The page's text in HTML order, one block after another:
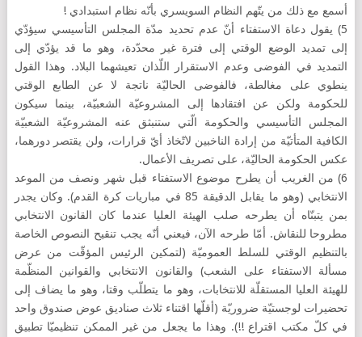
أسمع مع ذلك من يتّهم النظام السويسري بأنّه نظام استبدادي !
5) يقول دعاة الاستفتاء أنّ عدم تحديد مدّة المجلس التأسيسي سيؤدّي
إلى تمديد الوضع الوقتي إلى فترة غير محدّدة، وهو ما قد يؤدّي إلى
التمديد في الفوضى وعدم الاستقرار اللّذان تعيشهما البلاد. وهذا القول
ينطوي على مغالطة، فالفوضى الحاليّة ناتجة لا عن الطابع الوقتي
للحكومة ولكن عن افتقادها إلى المشروعيّة الشعبيّة، بينما سيكون
المجلس التأسيسي والحكومة الّتي ستنبثق عنه المشروعيّة الشعبيّة
الكافية المتأتيّة من إرادة الناخبين لاتّخاذ أيّ قرارات، ولن يقتصر دورهما،
عكس الحكومة الحاليّة، على تصريف الأعمال.
6) من الغريب أن يطرح موضوع الاستفتاء قبل شهر ونصف من الموعد
الانتخابي (وهو ما يقابل الدقيقة 85 في مباريات كرة القدم). وكان يجدر
بمن يتبنّاه أن يطرحه صلب الهيئة العليا عندما كان القانون الانتخابي
مطروحا للنقاش. أمّا طرحه الآن، فيعني أنّه يجب تنقيح النصوص الخاصة
بالتنظيم الوقتي للسلط العموميّة (لتمكين الرئيس المؤقّت من عرض
مسألة الاستفتاء على الشعب) والقانون الانتخابي والقوانين المنظّمة
للهيئة العليا المستقلّة للانتخابات، وهو ما يتطلّب وقتا، وهو ما يضاف إلى
تحضيرات لوجستيّة ضروريّة (أقلّها اقتناء ثلاث صناديق عوض صندوق واحد
في كلّ مكتب اقتراع !!). وهذا ما يجعل من غير الممكن تنظيميّا تطبيق